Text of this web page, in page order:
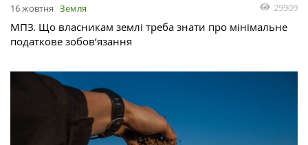
16 жовтня Земля 29909
МПЗ. Що власникам землі треба знати про мінімальне
податкове зобов’язання